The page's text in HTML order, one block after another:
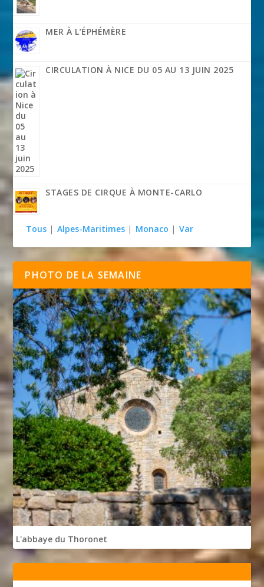
MER À L’ÉPHÉMÈRE
CIRCULATION À NICE DU 05 AU 13 JUIN 2025
STAGES DE CIRQUE À MONTE-CARLO
Tous | Alpes-Maritimes | Monaco | Var
PHOTO DE LA SEMAINE
L'abbaye du Thoronet